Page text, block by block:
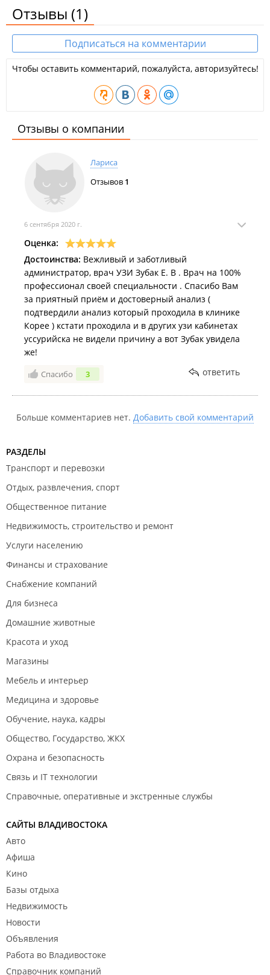
Отзывы (1)
Подписаться на комментарии
Чтобы оставить комментарий, пожалуйста, авторизуйтесь!
Отзывы о компании
Лариса
Отзывов 1
6 сентября 2020 г.
Оценка:
Достоинства: Вежливый и заботливый
администратор, врач УЗИ Зубак Е. В . Врач на 100%
профессионал своей специальности . Спасибо Вам
за приятный приём и достоверный анализ (
подтвердили анализ который проходила в клинике
Корее ) кстати проходила и в других узи кабинетах
уссурийска не видели причину а вот Зубак увидела
же!
Спасибо 3 ответить
Больше комментариев нет. Добавить свой комментарий
РАЗДЕЛЫ
Транспорт и перевозки
Отдых, развлечения, спорт
Общественное питание
Недвижимость, строительство и ремонт
Услуги населению
Финансы и страхование
Снабжение компаний
Для бизнеса
Домашние животные
Красота и уход
Магазины
Мебель и интерьер
Медицина и здоровье
Обучение, наука, кадры
Общество, Государство, ЖКХ
Охрана и безопасность
Связь и IT технологии
Справочные, оперативные и экстренные службы
САЙТЫ ВЛАДИВОСТОКА
Авто
Афиша
Кино
Базы отдыха
Недвижимость
Новости
Объявления
Работа во Владивостоке
Справочник компаний